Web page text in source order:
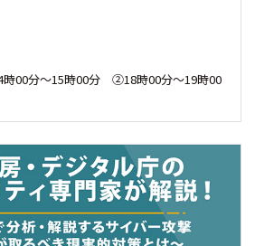
時00分〜15時00分 ②18時00分〜19時00